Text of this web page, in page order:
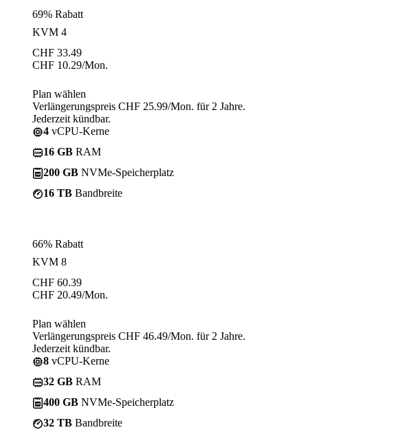
69% Rabatt
KVM 4
CHF 33.49
CHF 10.29/Mon.
Plan wählen
Verlängerungspreis CHF 25.99/Mon. für 2 Jahre.
Jederzeit kündbar.
4 vCPU-Kerne
16 GB RAM
200 GB NVMe-Speicherplatz
16 TB Bandbreite
66% Rabatt
KVM 8
CHF 60.39
CHF 20.49/Mon.
Plan wählen
Verlängerungspreis CHF 46.49/Mon. für 2 Jahre.
Jederzeit kündbar.
8 vCPU-Kerne
32 GB RAM
400 GB NVMe-Speicherplatz
32 TB Bandbreite